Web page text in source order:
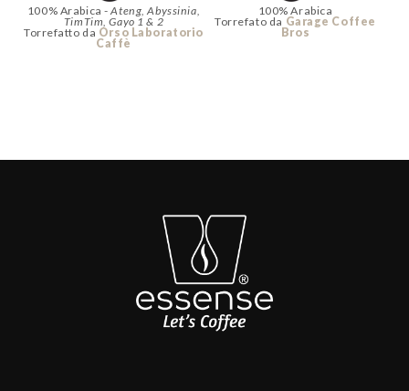
100% Arabica -Ateng, Abyssinia,
TimTim, Gayo 1 & 2
Torrefatto da Orso Laboratorio
Caffè
100% Arabica
Torrefato da Garage Coffee
Bros